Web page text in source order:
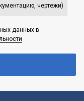
чертежи)
данных в